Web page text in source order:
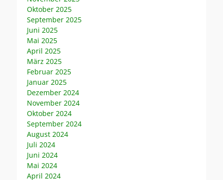
Oktober 2025
September 2025
Juni 2025
Mai 2025
April 2025
März 2025
Februar 2025
Januar 2025
Dezember 2024
November 2024
Oktober 2024
September 2024
August 2024
Juli 2024
Juni 2024
Mai 2024
April 2024